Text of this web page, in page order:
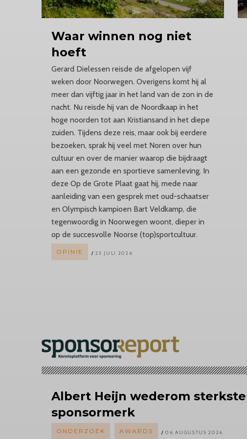
Waar winnen nog niet
hoeft
Gerard Dielessen reisde de afgelopen vijf
weken door Noorwegen. Overigens komt hij al
meer dan vijftig jaar in het land van de zon in de
nacht. Nu reisde hij van de Noordkaap in het
hoge noorden tot aan Kristiansand in het diepe
zuiden. Tijdens deze reis, maar ook bij eerdere
bezoeken, sprak hij veel met Noren over hun
cultuur en over de manier waarop die bijdraagt
aan een gezonde en sportieve samenleving. In
deze Op de Grote Plaat gaat hij, mede naar
aanleiding van een gesprek met oud-schaatser
en Olympisch kampioen Bart Veldkamp, die
tegenwoordig in Noorwegen woont, dieper in
op de succesvolle Noorse (top)sportcultuur.
OPINIE 23 JULI 2026
Albert Heijn wederom sterkste
sponsormerk
ONDERZOEK AWARDS 06 AUGUSTUS 2026